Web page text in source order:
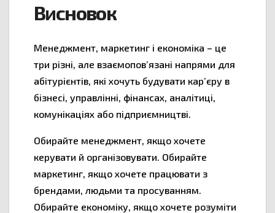
Висновок
Менеджмент, маркетинг і економіка – це
три різні, але взаємопов’язані напрями для
абітурієнтів, які хочуть будувати кар’єру в
бізнесі, управлінні, фінансах, аналітиці,
комунікаціях або підприємництві.
Обирайте менеджмент, якщо хочете
керувати й організовувати. Обирайте
маркетинг, якщо хочете працювати з
брендами, людьми та просуванням.
Обирайте економіку, якщо хочете розуміти